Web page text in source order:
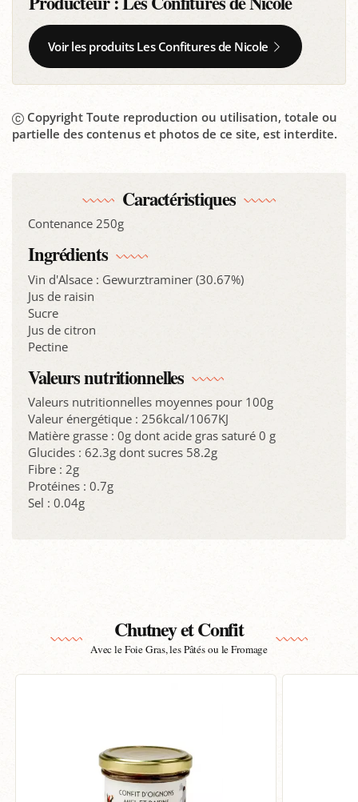
Voir les produits Les Confitures de Nicole
Copyright Toute reproduction ou utilisation, totale ou
partielle des contenus et photos de ce site, est interdite.
Caractéristiques
Contenance 250g
Ingrédients
Vin d'Alsace : Gewurztraminer (30.67%)
Jus de raisin
Sucre
Jus de citron
Pectine
Valeurs nutritionnelles
Valeurs nutritionnelles moyennes pour 100g
Valeur énergétique : 256kcal/1067KJ
Matière grasse : 0g dont acide gras saturé 0 g
Glucides : 62.3g dont sucres 58.2g
Fibre : 2g
Protéines : 0.7g
Sel : 0.04g
Chutney et Confit
Avec le Foie Gras, les Pâtés ou le Fromage